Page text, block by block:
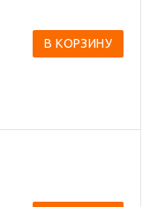
В КОРЗИНУ